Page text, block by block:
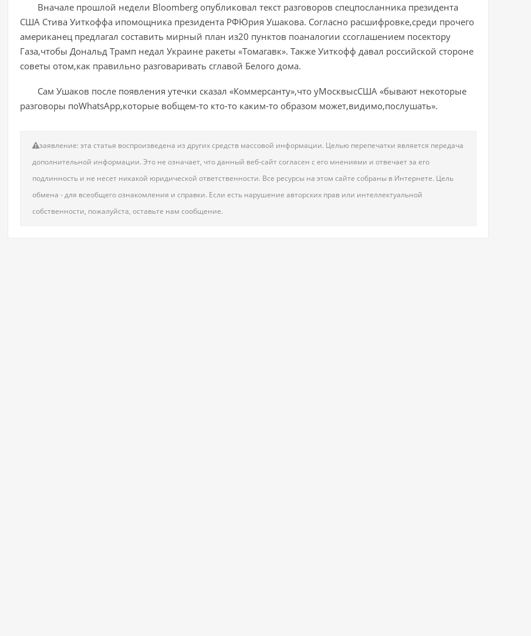
Вначале прошлой недели Bloomberg опубликовал текст разговоров спецпосланника президента
США Стива Уиткоффа ипомощника президента РФЮрия Ушакова. Согласно расшифровке,среди прочего
американец предлагал составить мирный план из20 пунктов поаналогии ссоглашением посектору
Газа,чтобы Дональд Трамп недал Украине ракеты «Томагавк». Также Уиткофф давал российской стороне
советы отом,как правильно разговаривать сглавой Белого дома.
Сам Ушаков после появления утечки сказал «Коммерсанту»,что уМосквысСША «бывают некоторые
разговоры поWhatsApp,которые вобщем-то кто-то каким-то образом может,видимо,послушать».
заявление: эта статья воспроизведена из других средств массовой информации. Целью перепечатки является передача
дополнительной информации. Это не означает, что данный веб-сайт согласен с его мнениями и отвечает за его
подлинность и не несет никакой юридической ответственности. Все ресурсы на этом сайте собраны в Интернете. Цель
обмена - для всеобщего ознакомления и справки. Если есть нарушение авторских прав или интеллектуальной
собственности, пожалуйста, оставьте нам сообщение.